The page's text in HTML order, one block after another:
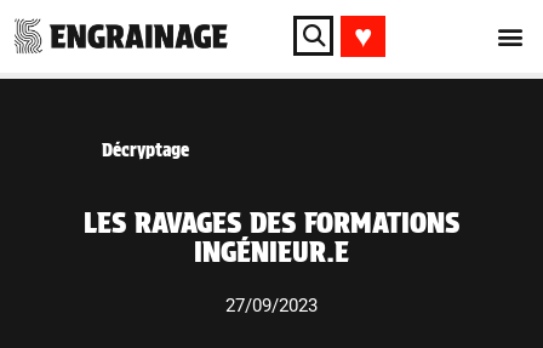
♥︎
Décryptage
LES RAVAGES DES FORMATIONS
INGÉNIEUR.E
27/09/2023